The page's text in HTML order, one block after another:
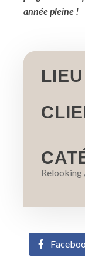
année pleine !
Relooking